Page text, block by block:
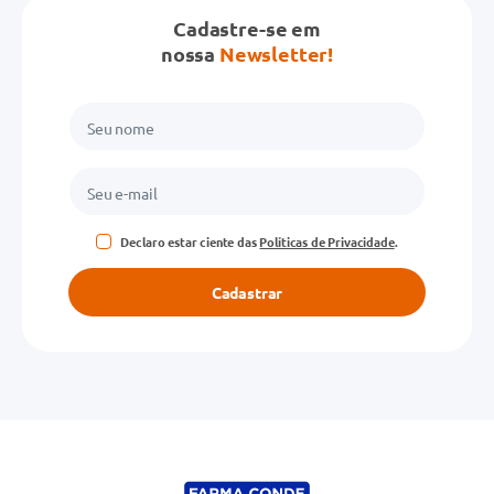
Cadastre-se em
nossa Newsletter!
Declaro estar ciente dasPolíticas de Privacidade.
Cadastrar